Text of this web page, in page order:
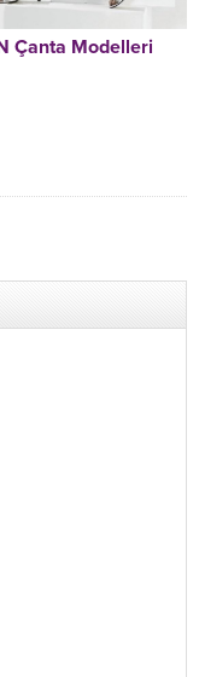
Çanta Modelleri